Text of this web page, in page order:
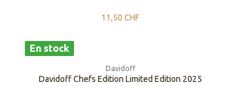
11,50 CHF
En stock
Davidoff
Davidoff Chefs Edition Limited Edition 2025